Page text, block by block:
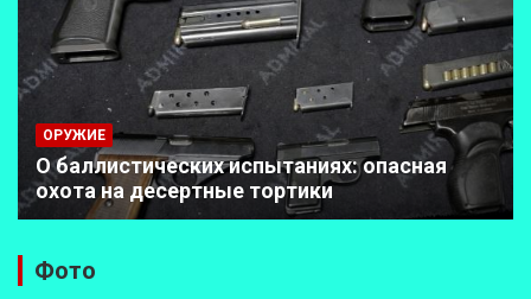
ОРУЖИЕ
О баллистических испытаниях: опасная
охота на десертные тортики
Фото